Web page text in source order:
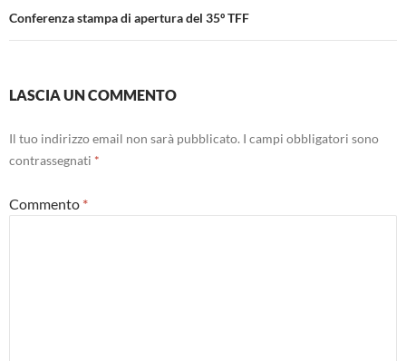
Conferenza stampa di apertura del 35º TFF
LASCIA UN COMMENTO
Il tuo indirizzo email non sarà pubblicato. I campi obbligatori sono
contrassegnati *
Commento *